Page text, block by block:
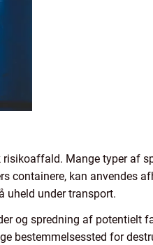
Mange typer af
containere, kan anvendes
uheld under transport.
og spredning af potentielt
bestemmelsessted for